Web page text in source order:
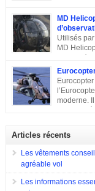
Cobra, Snake ou
motorisation, de la
Bell UH-1 Iroquois. Cet
1965, est entré en
pays. Sa conception
MD
Utilisés
MD
du Hughes MD 500. Il a
Helicopters. Sa
son souhait de
également capable
sont entrées en
moderne.
construit afin d’assurer
forces terrestres. Il a été
Eurocopter Tigre
Articles récents
Les vêtements
agréable vol
Les informations